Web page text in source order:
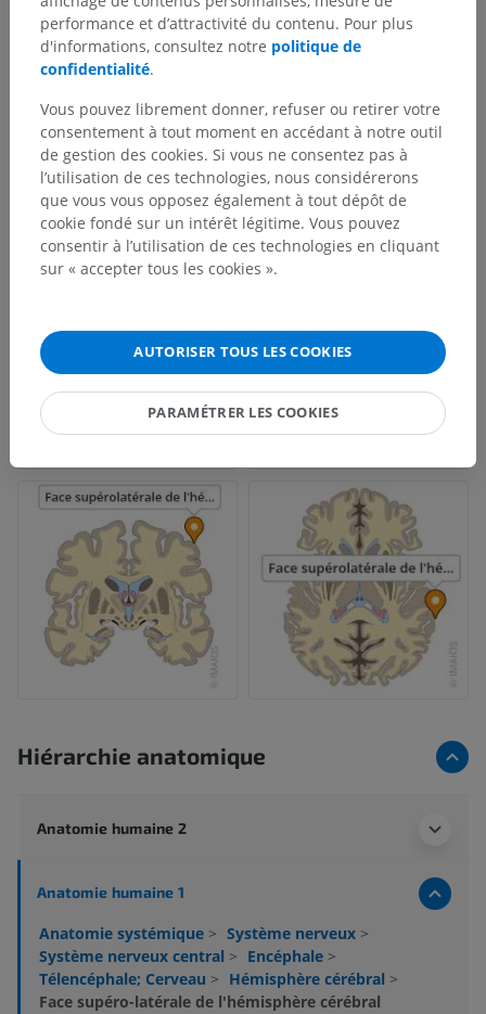
(7th ed.) Philadelphia: Wolters Kluwer Health/Lippincott Williams &
Wilkins, pp.260-261.
Griffiths, P.D., Morris, J., Larroche, J-C. and Reeves, M. (2010). ‘Section 1–
(ed.) Elsevier Health Sciences, pp. 7-34. https://doi.org/10.1016/B978-0-
323-05296-2.50004-7
Galerie
Hiérarchie anatomique
Anatomie humaine 2
Anatomie humaine 1
Anatomie systémique > Système nerveux >
Système nerveux central > Encéphale >
Télencéphale; Cerveau > Hémisphère cérébral >
Face supéro-latérale de l'hémisphère cérébral
performance et d’attractivité du contenu. Pour plus
d'informations, consultez notre politique de
confidentialité.
Vous pouvez librement donner, refuser ou retirer votre
consentement à tout moment en accédant à notre outil
de gestion des cookies. Si vous ne consentez pas à
l’utilisation de ces technologies, nous considérerons
que vous vous opposez également à tout dépôt de
cookie fondé sur un intérêt légitime. Vous pouvez
consentir à l’utilisation de ces technologies en cliquant
sur « accepter tous les cookies ».
AUTORISER TOUS LES COOKIES
PARAMÉTRER LES COOKIES